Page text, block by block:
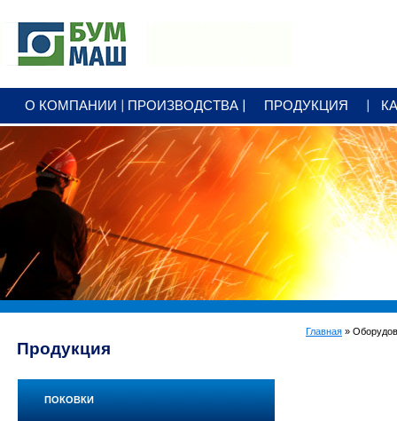
+7 341279 25 00
office@bummash.ru
О КОМПАНИИ ПРОИЗВОДСТВА ПРОДУКЦИЯ
Главная »
Продукция
ПОКОВКИ